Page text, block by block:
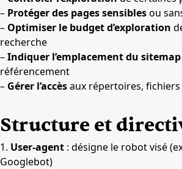
– Protéger des pages sensiblesou
– Optimiser le budget d’exploration
recherche
–Indiquer l’emplacement du sitemap
référencement
– Gérer l’accèsaux répertoires, fichiers
Structure et
1. User-agent : désigne le robot visé
Googlebot)